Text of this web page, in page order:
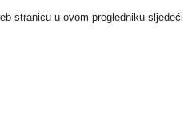
stranicu u ovom pregledniku sljedeći